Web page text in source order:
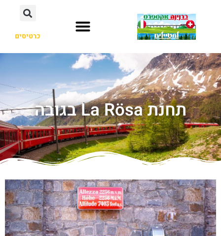
כרטיסים
תחנת La Rösa בגובה